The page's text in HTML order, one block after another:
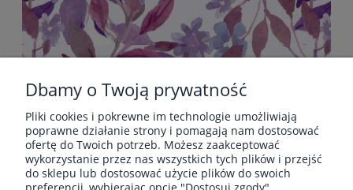
POMOC
PŁATNOŚCI I DOSTAWA
Dbamy o Twoją prywatność
Pliki cookies i pokrewne im technologie umożliwiają
poprawne działanie strony i pomagają nam dostosować
ofertę do Twoich potrzeb. Możesz zaakceptować
wykorzystanie przez nas wszystkich tych plików i przejść
do sklepu lub dostosować użycie plików do swoich